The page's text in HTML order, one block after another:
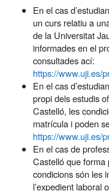
En el cas
un curs relatiu a
de la Universitat
informades en el
consultades ací:
https://www.uji.es/
En el cas
propi dels estudis
Castelló, les
matrícula i poden
https://www.uji.es/
En el cas de
Castelló que forma
condicions són les
l’expedient laboral